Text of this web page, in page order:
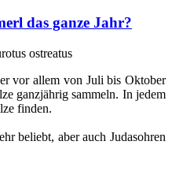
das ganze Jahr?
vor allem von Juli bis Oktober
ganzjährig sammeln. In jedem
finden.
beliebt, aber auch Judasohren